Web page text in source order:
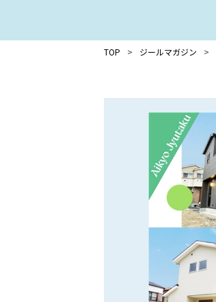
TOP ジールマガジン